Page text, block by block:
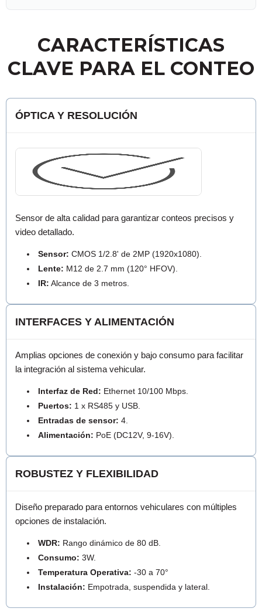
CARACTERÍSTICAS
CLAVE PARA EL CONTEO
ÓPTICA Y RESOLUCIÓN
Sensor de alta calidad para garantizar conteos precisos y
video detallado.
Sensor: CMOS 1/2.8' de 2MP (1920x1080).
Lente: M12 de 2.7 mm (120° HFOV).
IR: Alcance de 3 metros.
INTERFACES Y ALIMENTACIÓN
Amplias opciones de conexión y bajo consumo para facilitar
la integración al sistema vehicular.
Interfaz de Red: Ethernet 10/100 Mbps.
Puertos: 1 x RS485 y USB.
Entradas de sensor: 4.
Alimentación: PoE (DC12V, 9-16V).
ROBUSTEZ Y FLEXIBILIDAD
Diseño preparado para entornos vehiculares con múltiples
opciones de instalación.
WDR: Rango dinámico de 80 dB.
Consumo: 3W.
Temperatura Operativa: -30 a 70°
Instalación: Empotrada, suspendida y lateral.